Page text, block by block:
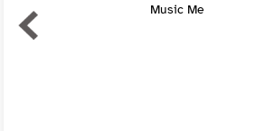
Music Me